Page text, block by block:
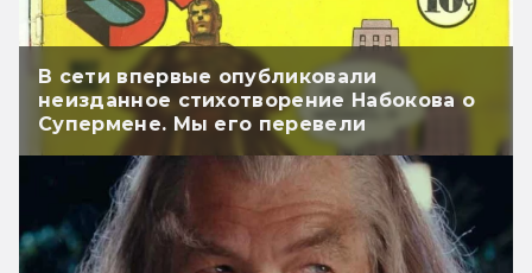
В сети впервые опубликовали
неизданное стихотворение Набокова о
Супермене. Мы его перевели